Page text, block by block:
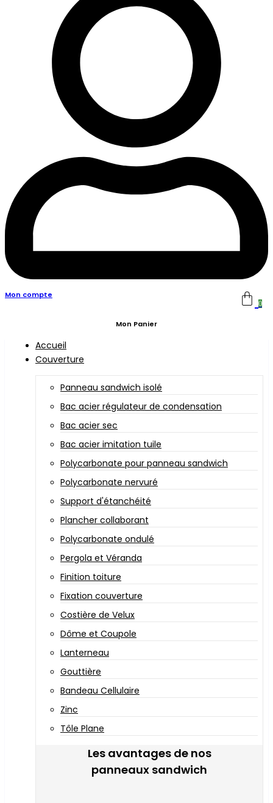
Mon compte
0
Mon Panier
Accueil
Couverture
Panneau sandwich isolé
Bac acier régulateur de condensation
Bac acier sec
Bac acier imitation tuile
Polycarbonate pour panneau sandwich
Polycarbonate nervuré
Support d'étanchéité
Plancher collaborant
Polycarbonate ondulé
Pergola et Véranda
Finition toiture
Fixation couverture
Costière de Velux
Dôme et Coupole
Lanterneau
Gouttière
Bandeau Cellulaire
Zinc
Tôle Plane
Les avantages de nos
panneaux sandwich